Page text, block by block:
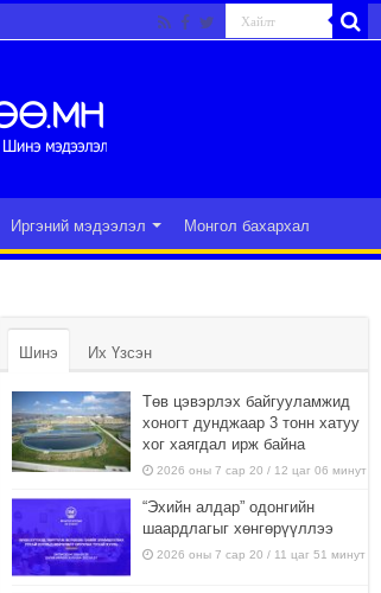
Иргэний мэдээлэл Монгол бахархал
Шинэ Их Үзсэн
Төв цэвэрлэх байгууламжид
хоногт дунджаар 3 тонн хатуу
хог хаягдал ирж байна
2026 оны 7 сар 20 / 12 цаг 06 минут
“Эхийн алдар” одонгийн
шаардлагыг хөнгөрүүллээ
2026 оны 7 сар 20 / 11 цаг 51 минут